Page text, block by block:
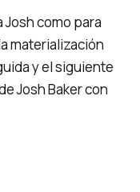
como para
materialización
y el siguiente
Josh Baker con